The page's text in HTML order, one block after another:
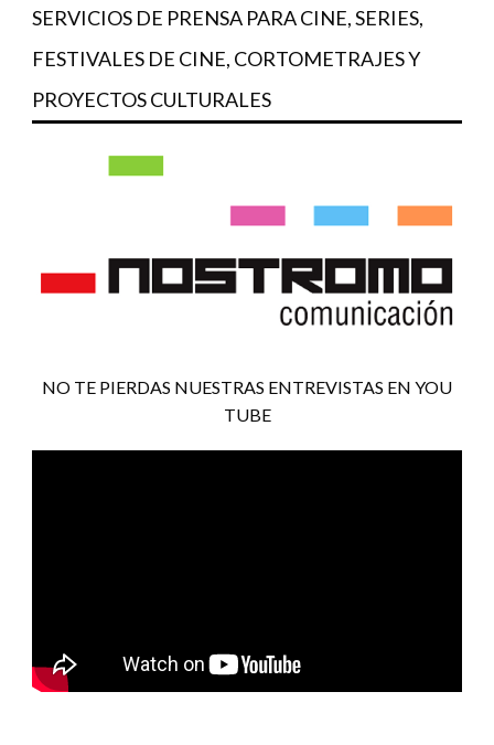
SERVICIOS DE PRENSA PARA CINE, SERIES,
FESTIVALES DE CINE, CORTOMETRAJES Y
PROYECTOS CULTURALES
NO TE PIERDAS NUESTRAS ENTREVISTAS EN YOU
TUBE